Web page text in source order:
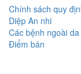
Chính sách quy
Diệp An nhi
Các bệnh ngoài
Điểm bán